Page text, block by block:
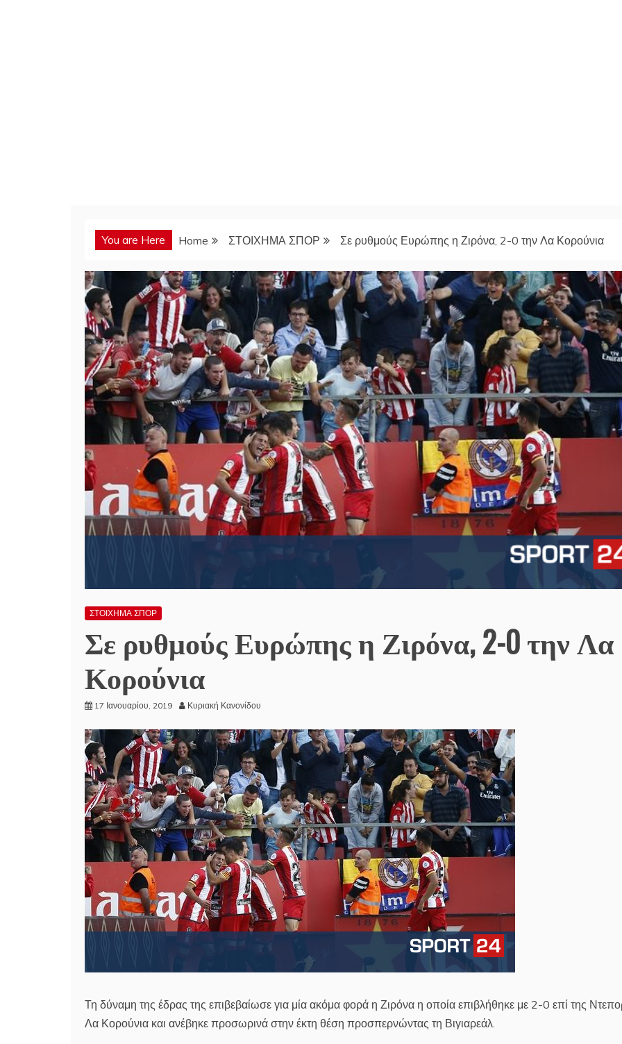
You are Here Home ΣΤΟΙΧΗΜΑ ΣΠΟΡ Σε ρυθμούς Ευρώπης η Ζιρόνα, 2-0 την Λα Κορούνια
ΣΤΟΙΧΗΜΑ ΣΠΟΡ
Σε ρυθμούς Ευρώπης η Ζιρόνα, 2-0 την Λα
Κορούνια
17 Ιανουαρίου, 2019 Κυριακή Κανονίδου
Τη δύναμη της έδρας της επιβεβαίωσε για μία ακόμα φορά η Ζιρόνα η οποία επιβλήθηκε με 2-0 επί της
Λα Κορούνια και ανέβηκε προσωρινά στην έκτη θέση προσπερνώντας τη Βιγιαρεάλ.